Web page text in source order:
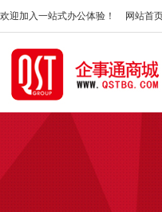
欢迎加入一站式办公体验！ 网站首